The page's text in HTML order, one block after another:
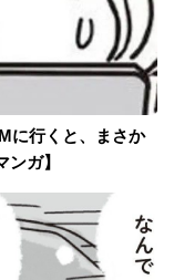
に行くと、まさか
ガ】